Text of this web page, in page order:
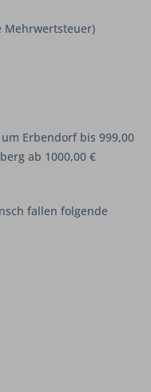
Mehrwertsteuer)
Erbendorf bis 999,00
ab 1000,00 €
fallen folgende